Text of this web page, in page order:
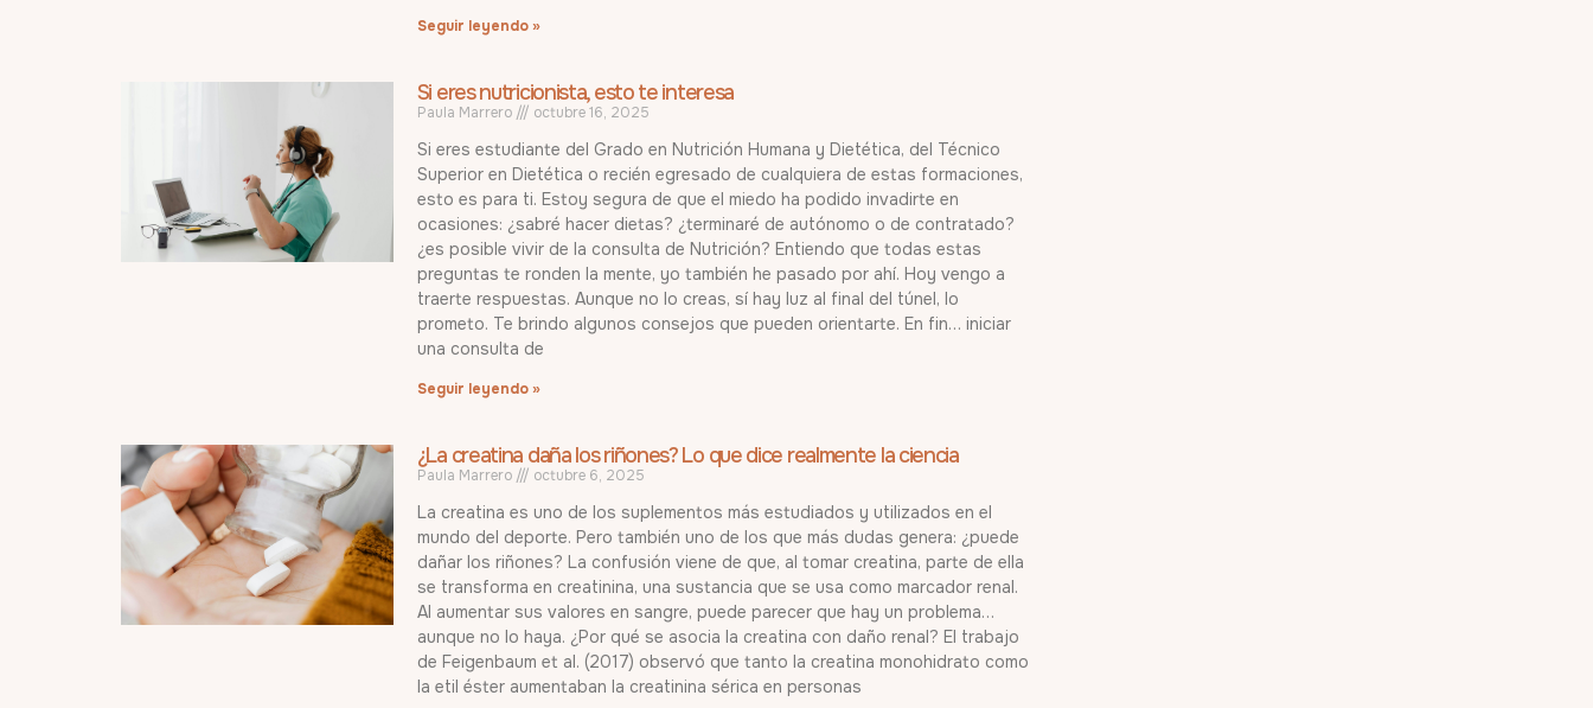
Seguir leyendo »
Si eres nutricionista, esto te interesa
Paula Marrero octubre 16, 2025
Si eres estudiante del Grado en Nutrición Humana y Dietética, del Técnico
Superior en Dietética o recién egresado de cualquiera de estas formaciones,
esto es para ti. Estoy segura de que el miedo ha podido invadirte en
ocasiones: ¿sabré hacer dietas? ¿terminaré de autónomo o de contratado?
¿es posible vivir de la consulta de Nutrición? Entiendo que todas estas
preguntas te ronden la mente, yo también he pasado por ahí. Hoy vengo a
traerte respuestas. Aunque no lo creas, sí hay luz al final del túnel, lo
prometo. Te brindo algunos consejos que pueden orientarte. En fin… iniciar
una consulta de
Seguir leyendo »
¿La creatina daña los riñones? Lo que dice realmente la ciencia
Paula Marrero octubre 6, 2025
La creatina es uno de los suplementos más estudiados y utilizados en el
mundo del deporte. Pero también uno de los que más dudas genera: ¿puede
dañar los riñones? La confusión viene de que, al tomar creatina, parte de ella
se transforma en creatinina, una sustancia que se usa como marcador renal.
Al aumentar sus valores en sangre, puede parecer que hay un problema…
aunque no lo haya. ¿Por qué se asocia la creatina con daño renal? El trabajo
de Feigenbaum et al. (2017) observó que tanto la creatina monohidrato como
la etil éster aumentaban la creatinina sérica en personas